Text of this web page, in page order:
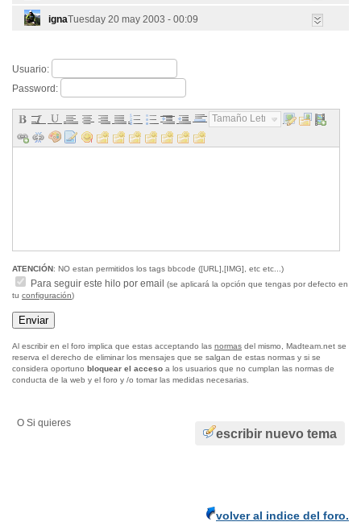
ignaTuesday 20 may 2003 - 00:09
Usuario:
Password:
Tamaño Letra...
ATENCIÓN: NO estan permitidos los tags bbcode ([URL],[IMG], etc etc...)
Para seguir este hilo por email
(se aplicará la opción que tengas por defecto en
tu configuración)
Al escribir en el foro implica que estas acceptando las normas del mismo, Madteam.net se
reserva el derecho de eliminar los mensajes que se salgan de estas normas y si se
considera oportuno bloquear el acceso a los usuarios que no cumplan las normas de
conducta de la web y el foro y /o tomar las medidas necesarias.
escribir nuevo tema
O Si quieres
volver al indice del foro.